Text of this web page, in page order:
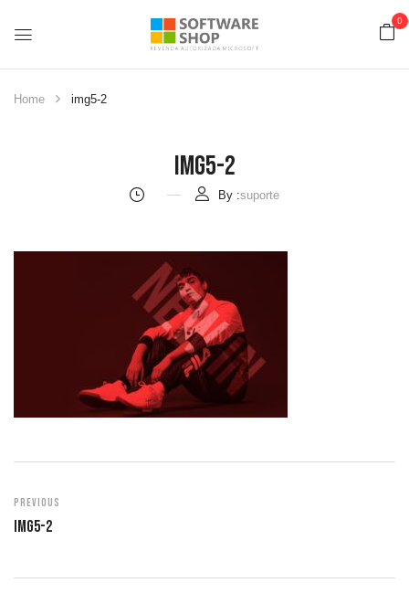
0
Home img5-2
Img5-2
By :suporte
Previous
Img5-2